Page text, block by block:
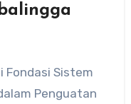
Fondasi Sistem
Penguatan